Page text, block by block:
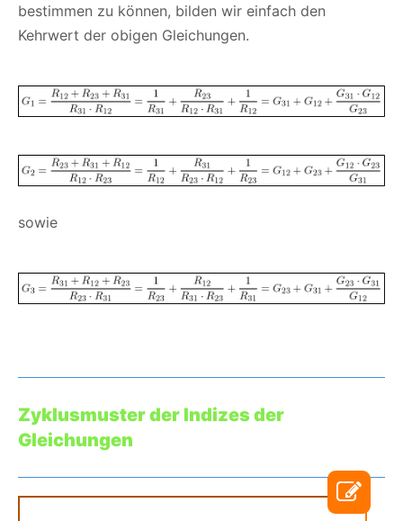
bestimmen zu können, bilden wir einfach den
Kehrwert der obigen Gleichungen.
sowie
Zyklusmuster der Indizes der
Gleichungen